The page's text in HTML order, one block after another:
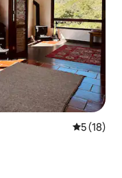
5 (18)